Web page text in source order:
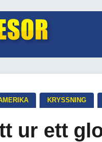
KRYSSNING
ur ett